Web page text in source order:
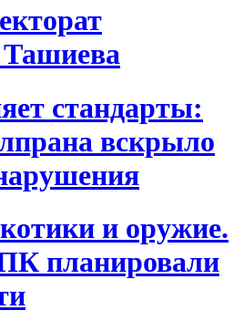
стандарты:
вскрыло
и оружие.
планировали